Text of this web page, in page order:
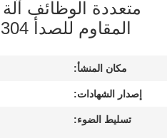
المعمل
مراقبة
الجودة
متعددة الوظائف
المقاوم للصدأ 304 V مخروط خلاط
مكان المنشأ:
إصدار الشهادات:
تسليط الضوء: